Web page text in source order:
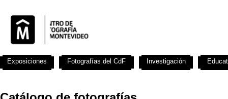
Exposiciones Fotografías del CdF Investigación